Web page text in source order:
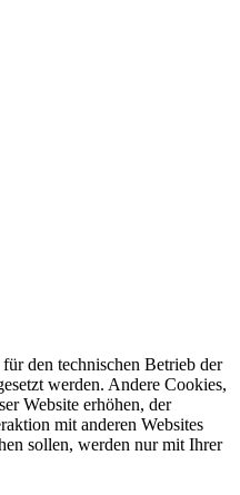
den technischen Betrieb der
werden. Andere Cookies,
Website erhöhen, der
mit anderen Websites
sollen, werden nur mit Ihrer